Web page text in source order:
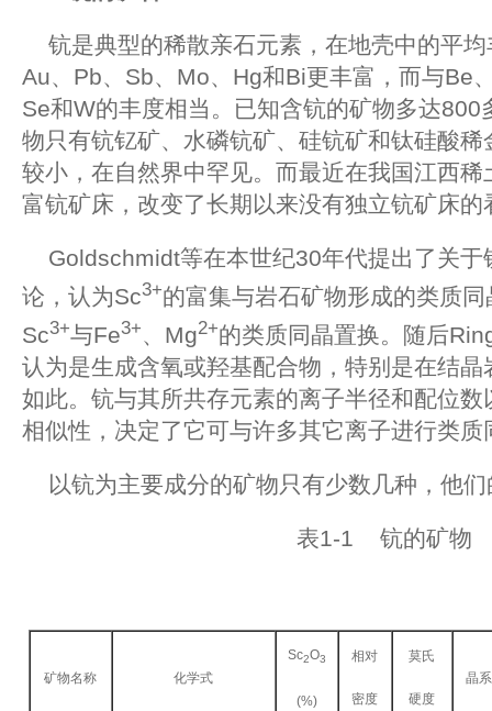
钪是典型的稀散亲石元素，在地壳中的平
Au、Pb、Sb、Mo、Hg和Bi更丰富，而与Be
Se和W的丰度相当。已知含钪的矿物多达800
物只有钪钇矿、水磷钪矿、硅钪矿和钛硅酸
较小，在自然界中罕见。而最近在我国江西
富钪矿床，改变了长期以来没有独立钪矿床的
Goldschmidt等在本世纪30年代提出了关于
论，认为Sc3+的富集与岩石矿物形成的类质
Sc3+与Fe3+、Mg2+的类质同晶置换。随后
认为是生成含氧或羟基配合物，特别是在结
如此。钪与其所共存元素的离子半径和配位
相似性，决定了它可与许多其它离子进行类质
以钪为主要成分的矿物只有少数几种，他们
表1-1 钪的矿物
矿物名称 化学式
Sc2O3
(%)
相对
密度
莫氏
硬度
晶系